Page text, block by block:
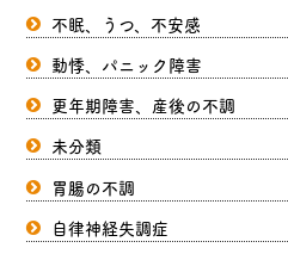
不眠、うつ、不安感
動悸、パニック障害
更年期障害、産後の不調
未分類
胃腸の不調
自律神経失調症